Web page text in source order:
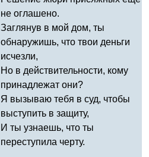
не оглашено.
Заглянув в мой дом, ты
обнаружишь, что твои деньги
исчезли,
Но в действительности, кому
принадлежат они?
Я вызываю тебя в суд, чтобы
выступить в защиту,
И ты узнаешь, что ты
переступила черту.